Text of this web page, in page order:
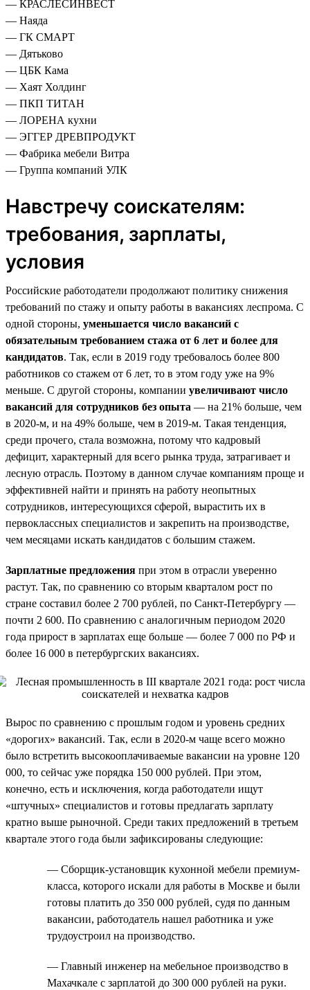
— КРАСЛЕСИНВЕСТ
— Наяда
— ГК СМАРТ
— Дятьково
— ЦБК Кама
— Хаят Холдинг
— ПКП ТИТАН
— ЛОРЕНА кухни
— ЭГГЕР ДРЕВПРОДУКТ
— Фабрика мебели Витра
— Группа компаний УЛК
Навстречу соискателям:
требования, зарплаты,
условия
Российские работодатели продолжают политику снижения
требований по стажу и опыту работы в вакансиях леспрома. С
одной стороны, уменьшается число вакансий с
обязательным требованием стажа от 6 лет и более для
кандидатов. Так, если в 2019 году требовалось более 800
работников со стажем от 6 лет, то в этом году уже на 9%
меньше. С другой стороны, компании увеличивают число
вакансий для сотрудников без опыта — на 21% больше, чем
в 2020-м, и на 49% больше, чем в 2019-м. Такая тенденция,
среди прочего, стала возможна, потому что кадровый
дефицит, характерный для всего рынка труда, затрагивает и
лесную отрасль. Поэтому в данном случае компаниям проще и
эффективней найти и принять на работу неопытных
сотрудников, интересующихся сферой, вырастить их в
первоклассных специалистов и закрепить на производстве,
чем месяцами искать кандидатов с большим стажем.
Зарплатные предложения при этом в отрасли уверенно
растут. Так, по сравнению со вторым кварталом рост по
стране составил более 2 700 рублей, по Санкт-Петербургу —
почти 2 600. По сравнению с аналогичным периодом 2020
года прирост в зарплатах еще больше — более 7 000 по РФ и
более 16 000 в петербургских вакансиях.
Вырос по сравнению с прошлым годом и уровень средних
«дорогих» вакансий. Так, если в 2020-м чаще всего можно
было встретить высокооплачиваемые вакансии на уровне 120
000, то сейчас уже порядка 150 000 рублей. При этом,
конечно, есть и исключения, когда работодатели ищут
«штучных» специалистов и готовы предлагать зарплату
кратно выше рыночной. Среди таких предложений в третьем
квартале этого года были зафиксированы следующие:
— Сборщик-установщик кухонной мебели премиум-
класса, которого искали для работы в Москве и были
готовы платить до 350 000 рублей, судя по данным
вакансии, работодатель нашел работника и уже
трудоустроил на производство.
— Главный инженер на мебельное производство в
Махачкале с зарплатой до 300 000 рублей на руки.